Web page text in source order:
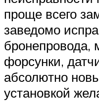
проще всего
заведомо
бронепровода,
форсунки,
абсолютно
установкой